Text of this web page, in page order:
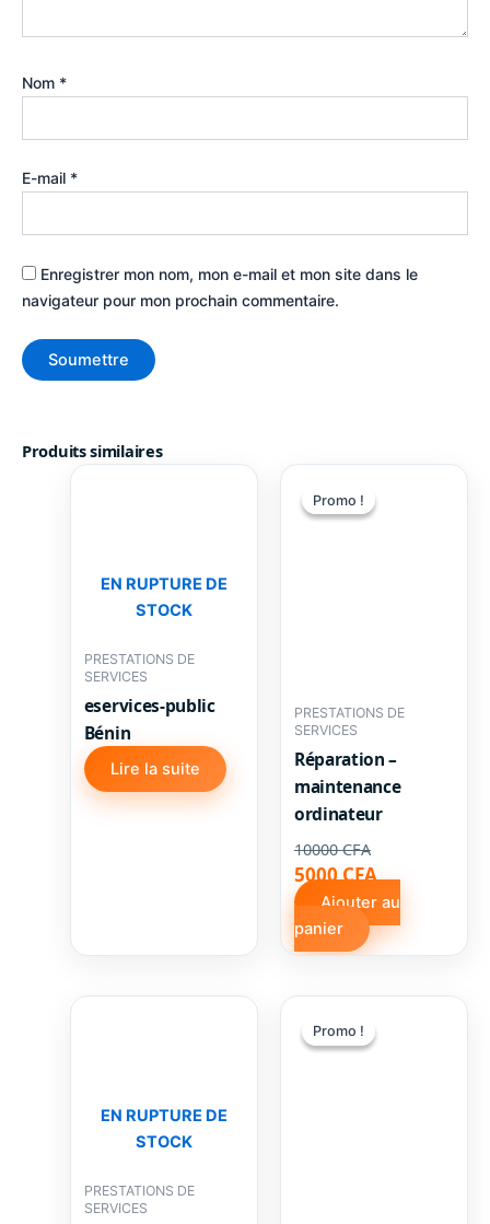
Nom *
E-mail *
Enregistrer mon nom, mon e-mail et mon site dans le
navigateur pour mon prochain commentaire.
Produits similaires
EN RUPTURE DE
STOCK
PRESTATIONS DE
SERVICES
eservices-public
Bénin
Lire la suite
Promo !
Promo !
PRESTATIONS DE
SERVICES
Réparation –
maintenance
ordinateur
10000CFA
Le
prix
initial
était :
5000CFALe
prix
actuel
est :
Ajouter au
panier
EN RUPTURE DE
STOCK
PRESTATIONS DE
SERVICES
Promo !
Promo !